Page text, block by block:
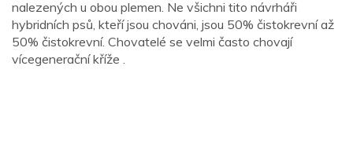
nalezených u obou plemen. Ne všichni tito návrháři
hybridních psů, kteří jsou chováni, jsou 50% čistokrevní až
50% čistokrevní. Chovatelé se velmi často chovají
vícegenerační kříže .